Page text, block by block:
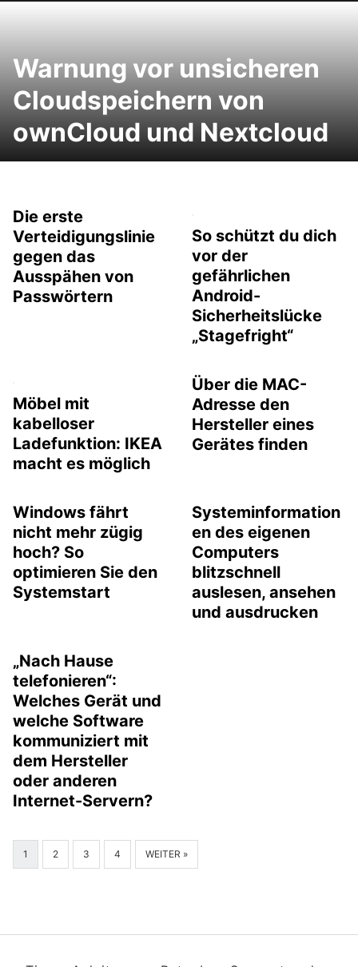
Warnung vor unsicheren
Cloudspeichern von
ownCloud und Nextcloud
Die erste
Verteidigungslinie
gegen das
Ausspähen von
Passwörtern
So schützt du dich
vor der
gefährlichen
Android-
Sicherheitslücke
„Stagefright“
Möbel mit
kabelloser
Ladefunktion: IKEA
macht es möglich
Über die MAC-
Adresse den
Hersteller eines
Gerätes finden
Windows fährt
nicht mehr zügig
hoch? So
optimieren Sie den
Systemstart
Systeminformation
en des eigenen
Computers
blitzschnell
auslesen, ansehen
und ausdrucken
„Nach Hause
telefonieren“:
Welches Gerät und
welche Software
kommuniziert mit
dem Hersteller
oder anderen
Internet-Servern?
1 2 3 4 WEITER »